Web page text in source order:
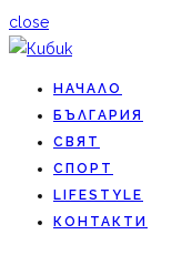
close
НАЧАЛО
БЪЛГАРИЯ
СВЯТ
СПОРТ
LIFESTYLE
КОНТАКТИ